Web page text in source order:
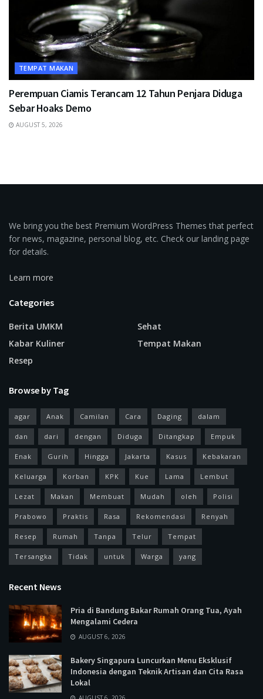
TEMPAT MAKAN
Perempuan Ciamis Terancam 12 Tahun Penjara Diduga
Sebar Hoaks Demo
AUGUST 5, 2026
We bring you the best Premium WordPress Themes that perfect
for news, magazine, personal blog, etc. Check our landing page
for details.
Learn more
Categories
Berita UMKM
Kabar Kuliner
Resep
Sehat
Tempat Makan
Browse by Tag
agar Anak Camilan Cara Daging dalam
dan dari dengan Diduga Ditangkap Empuk
Enak Gurih Hingga Jakarta Kasus Kebakaran
Keluarga Korban KPK Kue Lama Lembut
Lezat Makan Membuat Mudah oleh Polisi
Prabowo Praktis Rasa Rekomendasi Renyah
Resep Rumah Tanpa Telur Tempat
Tersangka Tidak untuk Warga yang
Recent News
Pria di Bandung Bakar Rumah Orang Tua, Ayah
Mengalami Cedera
AUGUST 6, 2026
Bakery Singapura Luncurkan Menu Eksklusif
Indonesia dengan Teknik Artisan dan Cita Rasa
Lokal